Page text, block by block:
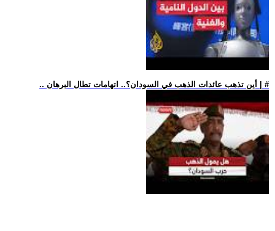
.. أين تذهب عائدات الذهب في السودان؟.. اتهامات تطال البرهان | #